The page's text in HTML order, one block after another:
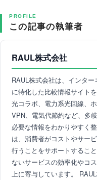
PROFILE
この記事の執筆者
RAUL株式会社
RAUL株式会社は、インタ
に特化した比較情報サイト
光コラボ、電力系光回線、
VPN、電気代節約など、多
必要な情報をわかりやすく
は、消費者がコストやサー
行うことをサポートするこ
ないサービスの効率化やコ
上に寄与しています。